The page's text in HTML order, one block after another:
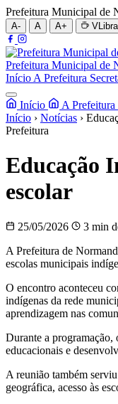
Prefeitura Municipal de
A- A A+
Prefeitura Municipal de
Início A Prefeitura
Início A Prefeitura
Início › Notícias ›
Prefeitura
Educação
escolar
25/05/2026
3 min
A Prefeitura de
escolas municipais
O encontro aconteceu
indígenas da rede
aprendizagem nas
Durante a programação,
educacionais e
A reunião também
geográfica, acesso às